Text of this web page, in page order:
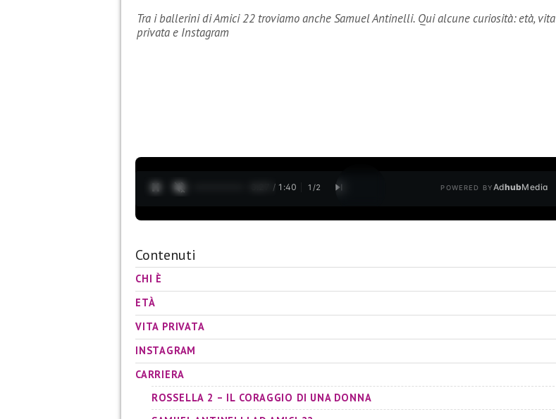
Tra i ballerini di Amici 22 troviamo anche Samuel Antinelli. Qui alcune curiosità: età, vita
privata e Instagram
0:28 / 1:40 1 /2 POWERED BYAdhubMedia
Contenuti
CHI È
ETÀ
VITA PRIVATA
INSTAGRAM
CARRIERA
ROSSELLA 2 – IL CORAGGIO DI UNA DONNA